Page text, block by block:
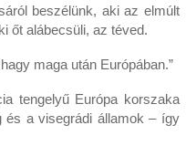
beszélünk, aki az elmúlt
őt alábecsüli, az téved.
maga után Európában.”
tengelyű Európa korszaka
és a visegrádi államok – így